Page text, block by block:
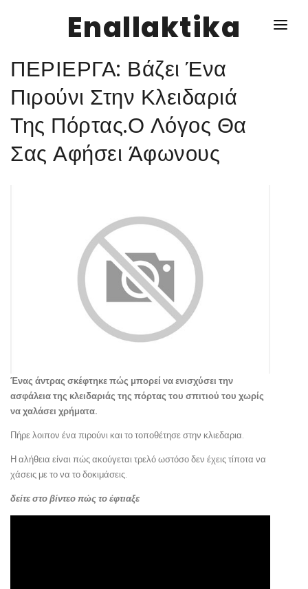
Enallaktika
NEWS
ΥΓΕΙΑ
ΣΥΝΤΑΓΕΣ
ΚΑΛΛΙΕΡΓΕΙΕΣ
ΠΕΡΙΕΡΓΑ: Βάζει Ένα
Πιρούνι Στην Κλειδαριά
Της Πόρτας.Ο Λόγος Θα
Σας Αφήσει Άφωνους
Ένας άντρας σκέφτηκε πώς μπορεί να ενισχύσει την
ασφάλεια της κλειδαριάς της πόρτας του σπιτιού του χωρίς
να χαλάσει χρήματα.
Πήρε λοιπον ένα πιρούνι και το τοποθέτησε στην κλιεδαρια.
Η αλήθεια είναι πώς ακούγεται τρελό ωστόσο δεν έχεις τίποτα να
χάσεις με το να το δοκιμάσεις.
δείτε στο βίντεο πώς το έφτιαξε